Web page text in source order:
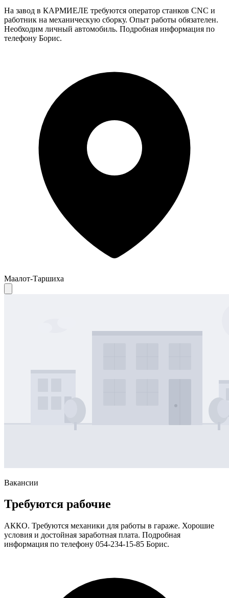
На завод в КАРМИЕЛЕ требуются оператор станков CNC и
работник на механическую сборку. Опыт работы обязателен.
Необходим личный автомобиль. Подробная информация по
телефону Борис.
Маалот-Таршиха
Вакансии
Требуются рабочие
АККО. Требуются механики для работы в гараже. Хорошие
условия и достойная заработная плата. Подробная
информация по телефону 054-234-15-85 Борис.